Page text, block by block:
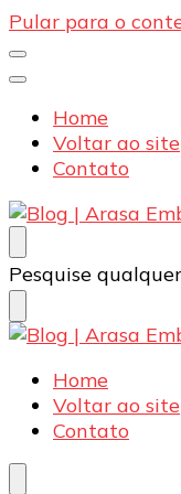
Pular para o
Home
Voltar ao site
Contato
Blog | Arasa
Confira
Procurando
algo?
Pesquise
Blog | Arasa
Confira
Home
Voltar ao site
Contato